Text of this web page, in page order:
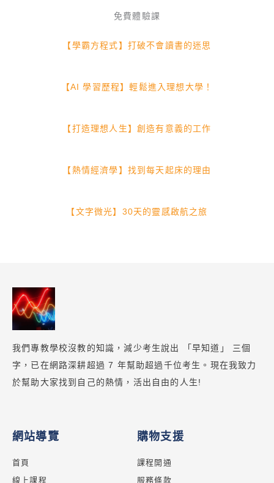
免費體驗課
【學霸方程式】打破不會讀書的迷思
【AI 學習歷程】輕鬆進入理想大學！
【打造理想人生】創造有意義的工作
【熱情經濟學】找到每天起床的理由
【文字微光】30天的靈感啟航之旅
我們專教學校沒教的知識，減少考生說出 「早知道」 三個
字，已在網路深耕超過 7 年幫助超過千位考生。現在我致力
於幫助大家找到自己的熱情，活出自由的人生!
網站導覽
首頁
線上課程
購物支援
課程開通
服務條款